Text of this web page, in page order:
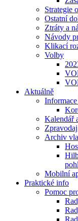
Strategie
Ostatní
Ztráty a
Návody
Klikací
Volby
Aktuálně
Kalendář
Archiv
Mobilní
Praktické info
Pomoc